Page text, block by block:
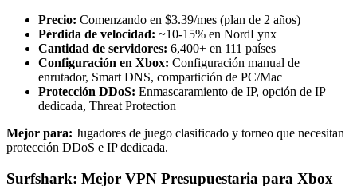
Precio: Comenzando en $3.39/mes (plan de 2 años)
Pérdida de velocidad: ~10-15% en NordLynx
Cantidad de servidores: 6,400+ en 111 países
Configuración en Xbox: Configuración manual de
enrutador, Smart DNS, compartición de PC/Mac
Protección DDoS: Enmascaramiento de IP, opción de IP
dedicada, Threat Protection
Mejor para: Jugadores de juego clasificado y torneo que necesitan
protección DDoS e IP dedicada.
Surfshark: Mejor VPN Presupuestaria para Xbox